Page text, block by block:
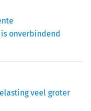
onverbindend
veel groter